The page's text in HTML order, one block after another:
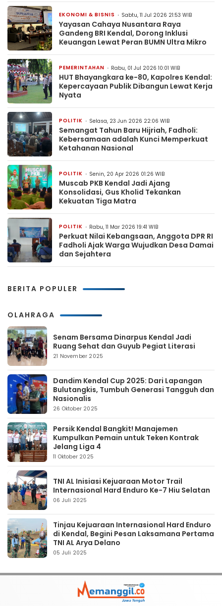
EKONOMI & BISNIS Sabtu, 11 Jul 2026 21:53 WIB
Yayasan Cahaya Nusantara Raya
Gandeng BRI Kendal, Dorong Inklusi
Keuangan Lewat Peran BUMN Ultra Mikro
PEMERINTAHAN Rabu, 01 Jul 2026 10:01 WIB
HUT Bhayangkara ke-80, Kapolres Kendal:
Kepercayaan Publik Dibangun Lewat Kerja
Nyata
POLITIK Selasa, 23 Jun 2026 22:06 WIB
Semangat Tahun Baru Hijriah, Fadholi:
Kebersamaan adalah Kunci Memperkuat
Ketahanan Nasional
POLITIK Senin, 20 Apr 2026 01:26 WIB
Muscab PKB Kendal Jadi Ajang
Konsolidasi, Gus Kholid Tekankan
Kekuatan Tiga Matra
POLITIK Rabu, 11 Mar 2026 19:41 WIB
Perkuat Nilai Kebangsaan, Anggota DPR RI
Fadholi Ajak Warga Wujudkan Desa Damai
dan Sejahtera
BERITA POPULER
OLAHRAGA
Senam Bersama Dinarpus Kendal Jadi
Ruang Sehat dan Guyub Pegiat Literasi
21 November 2025
Dandim Kendal Cup 2025: Dari Lapangan
Bulutangkis, Tumbuh Generasi Tangguh dan
Nasionalis
26 Oktober 2025
Persik Kendal Bangkit! Manajemen
Kumpulkan Pemain untuk Teken Kontrak
Jelang Liga 4
11 Oktober 2025
TNI AL Inisiasi Kejuaraan Motor Trail
Internasional Hard Enduro Ke-7 Hiu Selatan
06 Juli 2025
Tinjau Kejuaraan Internasional Hard Enduro
di Kendal, Begini Pesan Laksamana Pertama
TNI AL Arya Delano
05 Juli 2025